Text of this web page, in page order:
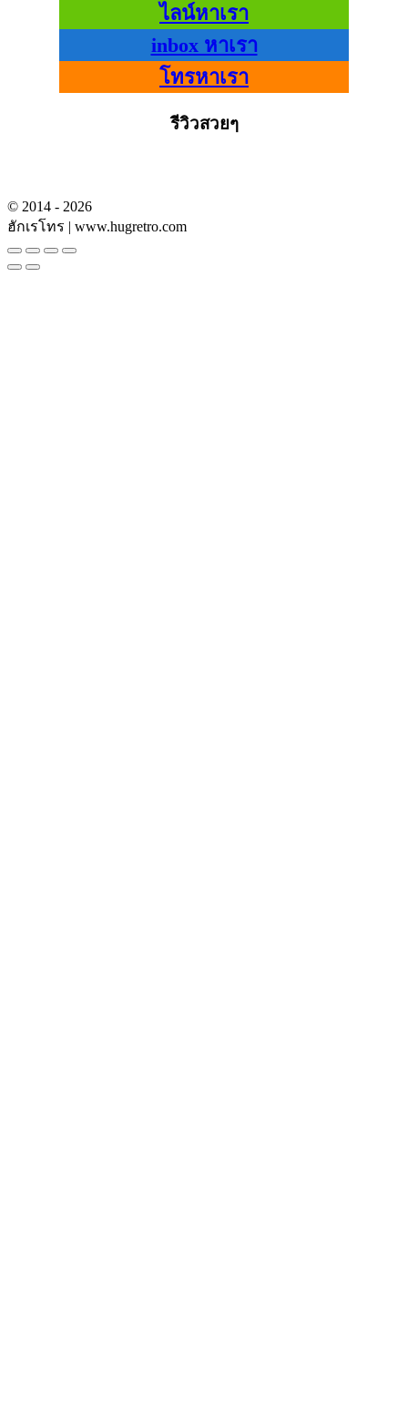
ไลน์หาเรา
inbox หาเรา
โทรหาเรา
รีวิวสวยๆ
© 2014 - 2026
ฮักเรโทร | www.hugretro.com